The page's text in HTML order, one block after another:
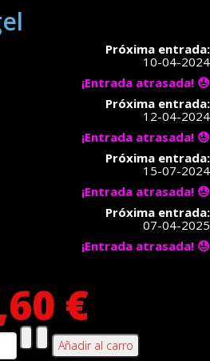
Próxima entrada:
10-04-2024
¡Entrada atrasada! 😓
Próxima entrada:
12-04-2024
¡Entrada atrasada! 😓
Próxima entrada:
15-07-2024
¡Entrada atrasada! 😓
Próxima entrada:
07-04-2025
¡Entrada atrasada! 😓
€